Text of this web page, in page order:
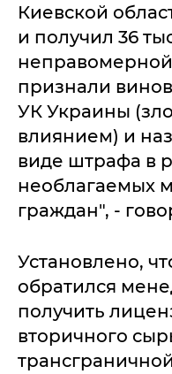
Киевской
и получил 36
признали
УК Украины
влиянием) и
виде штрафа в
необлагаемых
граждан", -
Установлено,
обратился
получить
вторичного